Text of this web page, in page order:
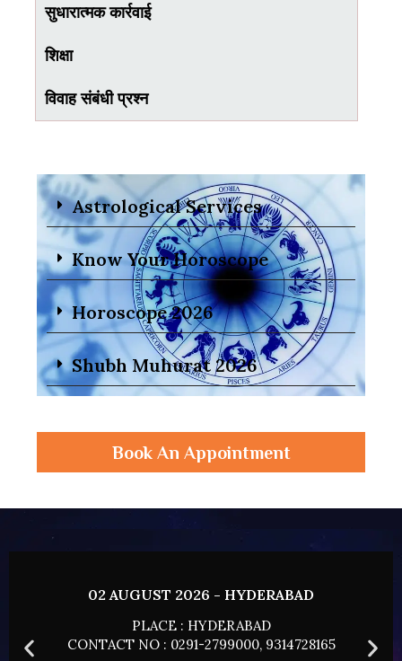
सुधारात्मक कार्रवाई
शिक्षा
विवाह संबंधी प्रश्न
Astrological Services
Know Your Horoscope
Horoscope 2026
Shubh Muhurat 2026
Book An Appointment
02 AUGUST 2026 - HYDERABAD
PLACE : HYDERABAD
CONTACT NO : 0291-2799000, 9314728165